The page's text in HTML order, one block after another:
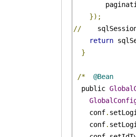
});
//
return
}
/*
@Bean
  public
    conf
.
    conf
.